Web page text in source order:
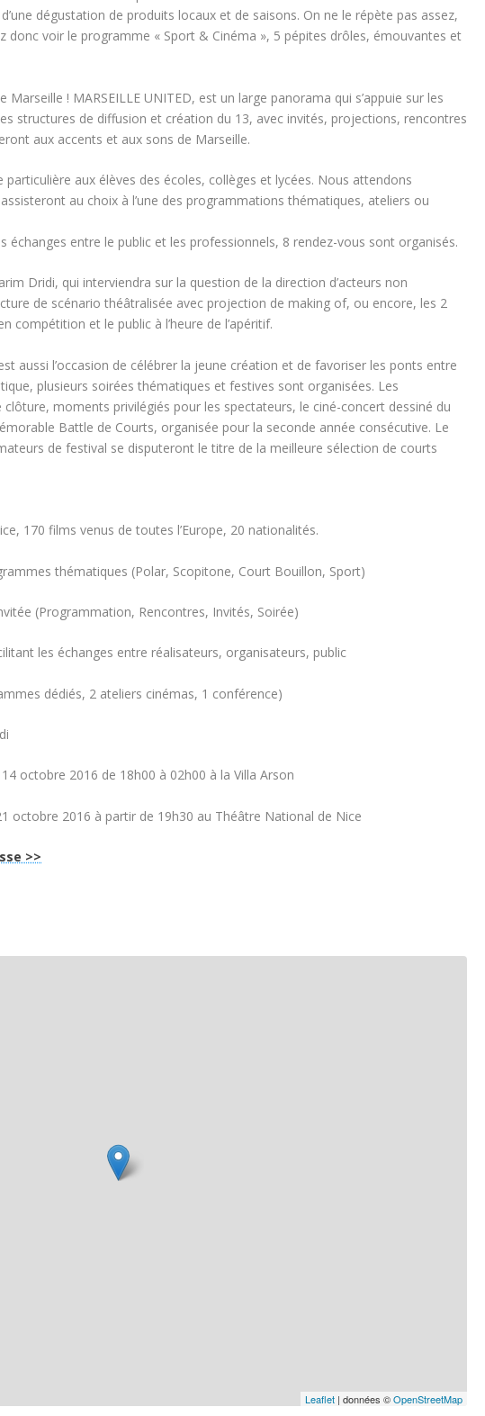
dégustation de produits locaux et de saisons. On ne le répète pas assez,
donc voir le programme « Sport & Cinéma », 5 pépites drôles, émouvantes et
! MARSEILLE UNITED, est un large panorama qui s’appuie sur les
structures de diffusion et création du 13, avec invités, projections, rencontres
aux accents et aux sons de Marseille.
aux élèves des écoles, collèges et lycées. Nous attendons
au choix à l’une des programmations thématiques, ateliers ou
échanges entre le public et les professionnels, 8 rendez-vous sont organisés.
Dridi, qui interviendra sur la question de la direction d’acteurs non
de scénario théâtralisée avec projection de making of, ou encore, les 2
compétition et le public à l’heure de l’apéritif.
aussi l’occasion de célébrer la jeune création et de favoriser les ponts entre
plusieurs soirées thématiques et festives sont organisées. Les
moments privilégiés pour les spectateurs, le ciné-concert dessiné du
Battle de Courts, organisée pour la seconde année consécutive. Le
de festival se disputeront le titre de la meilleure sélection de courts
170 films venus de toutes l’Europe, 20 nationalités.
thématiques (Polar, Scopitone, Court Bouillon, Sport)
(Programmation, Rencontres, Invités, Soirée)
les échanges entre réalisateurs, organisateurs, public
dédiés, 2 ateliers cinémas, 1 conférence)
14 octobre 2016 de 18h00 à 02h00 à la Villa Arson
octobre 2016 à partir de 19h30 au Théâtre National de Nice
>>
Leaflet | données ©OpenStreetMap